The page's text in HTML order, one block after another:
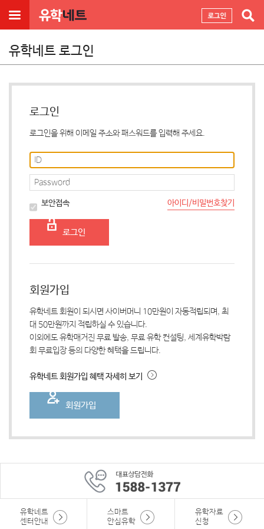
유학네트 로그인
로그인
로그인을 위해 이메일 주소와 패스워드를 입력해 주세요.
보안접속 아이디/비밀번호찾기
로그인
회원가입
유학네트 회원이 되시면 사이버머니 10만원이 자동적립되며, 최
대 50만원까지 적립하실 수 있습니다.
이외에도 유학매거진 무료 발송, 무료 유학 컨설팅, 세계유학박람
회 무료입장 등의 다양한 혜택을 드립니다.
유학네트 회원가입 혜택 자세히 보기
회원가입
유학네트
센터안내
스마트
안심유학
유학자료
신청